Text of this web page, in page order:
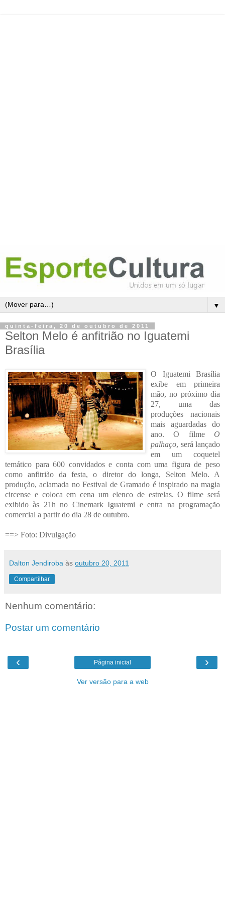
▼
quinta-feira, 20 de outubro de 2011
Selton Melo é anfitrião no Iguatemi
Brasília
O Iguatemi Brasília
exibe em primeira
mão, no próximo dia
27, uma das
produções nacionais
mais aguardadas do
ano. O filme O
palhaço, será lançado
em um coquetel
temático para 600 convidados e conta com uma figura de peso
como anfitrião da festa, o diretor do longa, Selton Melo. A
produção, aclamada no Festival de Gramado é inspirado na magia
circense e coloca em cena um elenco de estrelas. O filme será
exibido às 21h no Cinemark Iguatemi e entra na programação
comercial a partir do dia 28 de outubro.
==> Foto: Divulgação
Dalton Jendiroba às outubro 20, 2011
Compartilhar
Nenhum comentário:
Postar um comentário
‹ ›
Página inicial
Ver versão para a web